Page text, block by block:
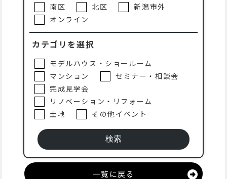
南区
北区
新潟市外
オンライン
カテゴリを選択
モデルハウス・ショールーム
マンション
セミナー・相談会
完成見学会
リノベーション・リフォーム
土地
その他イベント
一覧に戻る